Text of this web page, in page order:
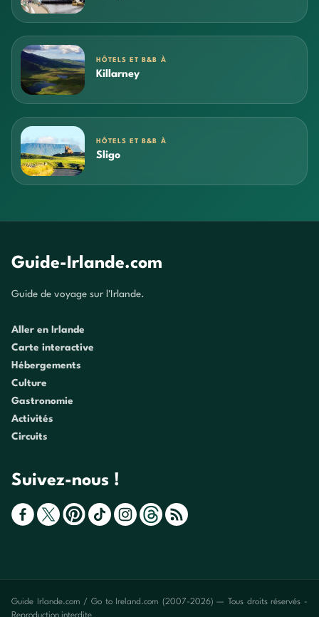
HÔTELS ET B&B À
Killarney
HÔTELS ET B&B À
Sligo
Guide-Irlande.com
Guide de voyage sur l'Irlande.
Aller en Irlande
Carte interactive
Hébergements
Culture
Gastronomie
Activités
Circuits
Suivez-nous !
Guide Irlande.com / Go to Ireland.com (2007-2026) — Tous droits réservés -